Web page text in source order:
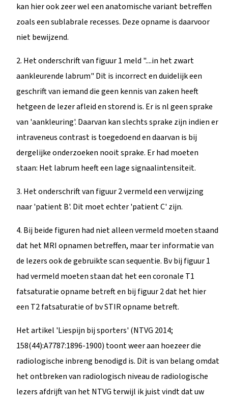
kan hier ook zeer wel een anatomische variant betreffen
zoals een sublabrale recesses. Deze opname is daarvoor
niet bewijzend.
2. Het onderschrift van figuur 1 meld "....in het zwart
aankleurende labrum" Dit is incorrect en duidelijk een
geschrift van iemand die geen kennis van zaken heeft
hetgeen de lezer afleid en storend is. Er is nl geen sprake
van 'aankleuring'. Daarvan kan slechts sprake zijn indien er
intraveneus contrast is toegedoend en daarvan is bij
dergelijke onderzoeken nooit sprake. Er had moeten
staan: Het labrum heeft een lage signaalintensiteit.
3. Het onderschrift van figuur 2 vermeld een verwijzing
naar 'patient B'. Dit moet echter 'patient C' zijn.
4. Bij beide figuren had niet alleen vermeld moeten staand
dat het MRI opnamen betreffen, maar ter informatie van
de lezers ook de gebruikte scan sequentie. Bv bij figuur 1
had vermeld moeten staan dat het een coronale T1
fatsaturatie opname betreft en bij figuur 2 dat het hier
een T2 fatsaturatie of bv STIR opname betreft.
Het artikel 'Liespijn bij sporters' (NTVG 2014;
158(44):A7787:1896-1900) toont weer aan hoezeer die
radiologische inbreng benodigd is. Dit is van belang omdat
het ontbreken van radiologisch niveau de radiologische
lezers afdrijft van het NTVG terwijl ik juist vindt dat uw